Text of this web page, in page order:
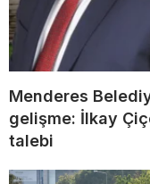
Menderes
gelişme: İlkay
talebi